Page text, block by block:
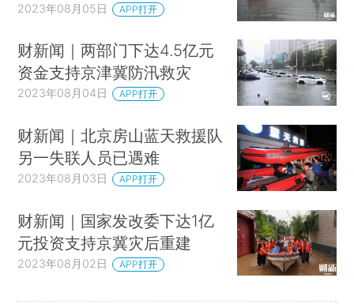
2023年08月05日 APP打开
财新闻｜两部门下达4.5亿元
资金支持京津冀防汛救灾
2023年08月04日 APP打开
财新闻｜北京房山蓝天救援队
另一失联人员已遇难
2023年08月03日 APP打开
财新闻｜国家发改委下达1亿
元投资支持京冀灾后重建
2023年08月02日 APP打开